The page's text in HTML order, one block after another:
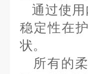
通过使用
稳定性在
状。
所有的柔